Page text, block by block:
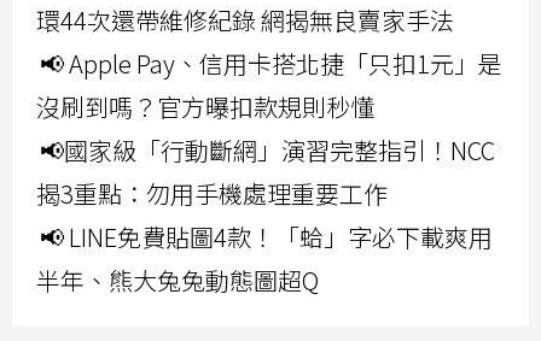
環44次還帶維修紀錄 網揭無良賣家手法
📢 Apple Pay、信用卡搭北捷「只扣1元」是
沒刷到嗎？官方曝扣款規則秒懂
📢國家級「行動斷網」演習完整指引！NCC
揭3重點：勿用手機處理重要工作
📢 LINE免費貼圖4款！「蛤」字必下載爽用
半年、熊大兔兔動態圖超Q